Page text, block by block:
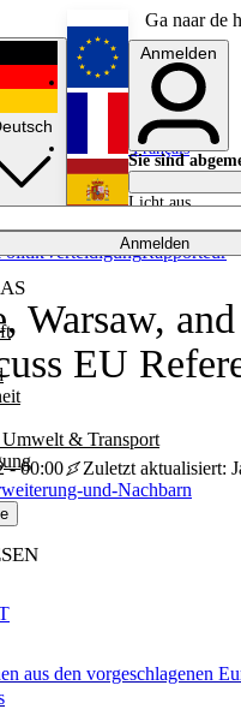
Ga naar de
Anmelden
& Transport
VerteidigungRapporteur
English
Français
Anmelden
Sie sind
Licht aus
Warsaw,
EU
- 00:00
Zuletzt aktualisiert:
und-Nachbarn
aus den vorgeschlagenen